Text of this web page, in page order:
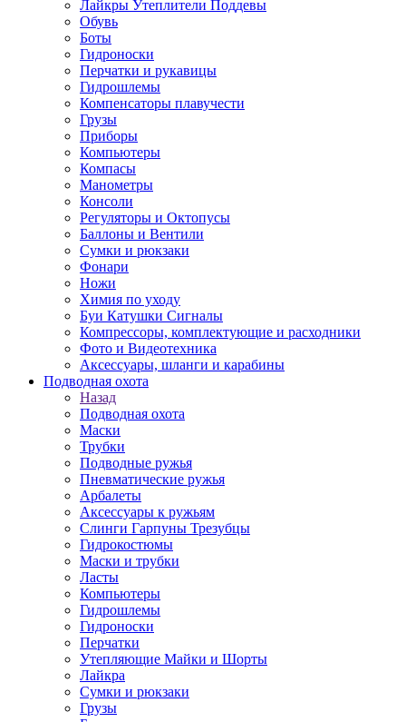
Лайкры Утеплители Поддевы
Обувь
Боты
Гидроноски
Перчатки и рукавицы
Гидрошлемы
Компенсаторы плавучести
Грузы
Приборы
Компьютеры
Компасы
Манометры
Консоли
Регуляторы и Октопусы
Баллоны и Вентили
Сумки и рюкзаки
Фонари
Ножи
Химия по уходу
Буи Катушки Сигналы
Компрессоры, комплектующие и расходники
Фото и Видеотехника
Аксессуары, шланги и карабины
Подводная охота
Назад
Подводная охота
Маски
Трубки
Подводные ружья
Пневматические ружья
Арбалеты
Аксессуары к ружьям
Слинги Гарпуны Трезубцы
Гидрокостюмы
Маски и трубки
Ласты
Компьютеры
Гидрошлемы
Гидроноски
Перчатки
Утепляющие Майки и Шорты
Лайкра
Сумки и рюкзаки
Грузы